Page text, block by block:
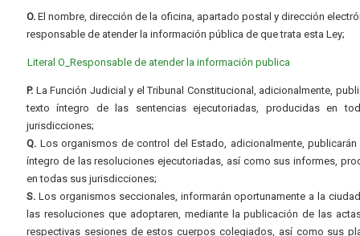
O. El nombre, dirección de la oficina, apartado postal y dirección
responsable de atender la información pública de que trata esta Ley;
Literal O_Responsable de atender la información publica
P. La Función Judicial y el Tribunal Constitucional, adicionalmente,
texto íntegro de las sentencias ejecutoriadas, producidas en
jurisdicciones;
Q. Los organismos de control del Estado, adicionalmente, publicarán
íntegro de las resoluciones ejecutoriadas, así como sus informes,
en todas sus jurisdicciones;
S. Los organismos seccionales, informarán oportunamente a la
las resoluciones que adoptaren, mediante la publicación de las
respectivas sesiones de estos cuerpos colegiados, así como sus